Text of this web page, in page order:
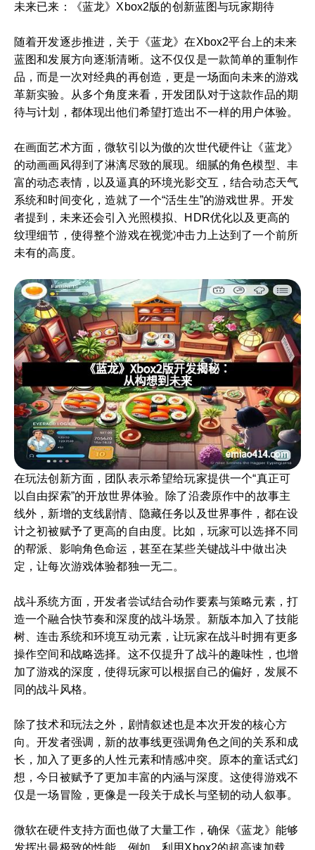
未来已来：《蓝龙》Xbox2版的创新蓝图与玩家期待
随着开发逐步推进，关于《蓝龙》在Xbox2平台上的未来
蓝图和发展方向逐渐清晰。这不仅仅是一款简单的重制作
品，而是一次对经典的再创造，更是一场面向未来的游戏
革新实验。从多个角度来看，开发团队对于这款作品的期
待与计划，都体现出他们希望打造出不一样的用户体验。
在画面艺术方面，微软引以为傲的次世代硬件让《蓝龙》
的动画画风得到了淋漓尽致的展现。细腻的角色模型、丰
富的动态表情，以及逼真的环境光影交互，结合动态天气
系统和时间变化，造就了一个“活生生”的游戏世界。开发
者提到，未来还会引入光照模拟、HDR优化以及更高的
纹理细节，使得整个游戏在视觉冲击力上达到了一个前所
未有的高度。
在玩法创新方面，团队表示希望给玩家提供一个“真正可
以自由探索”的开放世界体验。除了沿袭原作中的故事主
线外，新增的支线剧情、隐藏任务以及世界事件，都在设
计之初被赋予了更高的自由度。比如，玩家可以选择不同
的帮派、影响角色命运，甚至在某些关键战斗中做出决
定，让每次游戏体验都独一无二。
战斗系统方面，开发者尝试结合动作要素与策略元素，打
造一个融合快节奏和深度的战斗场景。新版本加入了技能
树、连击系统和环境互动元素，让玩家在战斗时拥有更多
操作空间和战略选择。这不仅提升了战斗的趣味性，也增
加了游戏的深度，使得玩家可以根据自己的偏好，发展不
同的战斗风格。
除了技术和玩法之外，剧情叙述也是本次开发的核心方
向。开发者强调，新的故事线更强调角色之间的关系和成
长，加入了更多的人性元素和情感冲突。原本的童话式幻
想，今日被赋予了更加丰富的内涵与深度。这使得游戏不
仅是一场冒险，更像是一段关于成长与坚韧的动人叙事。
微软在硬件支持方面也做了大量工作，确保《蓝龙》能够
发挥出最极致的性能。例如，利用Xbox2的超高速加载，